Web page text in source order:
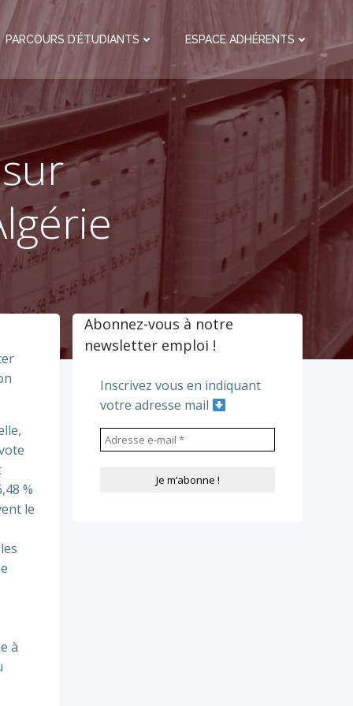
PARCOURS D’ÉTUDIANTS ESPACE ADHÉRENTS
%
le
à
Abonnez-vous à notre
newsletter emploi !
Inscrivez vous en indiquant
votre adresse mail